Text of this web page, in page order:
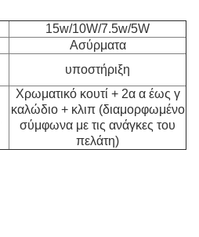
15w/10W/7.5w/5W
Ασύρματα
υποστήριξη
Χρωματικό κουτί + 2α α έως γ
καλώδιο + κλιπ (διαμορφωμένο
σύμφωνα με τις ανάγκες του
πελάτη)